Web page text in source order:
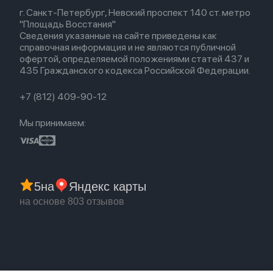
Airpods (1-е)
EarPods
Политика конфиденциальности
Оплата и доставка
Партнерская программа
Гарантия
Обмен и возврат
Бонусы
Новые поступления
Популярное
Акции
г. Санкт-Петербург, Невский проспект 140 ст. метро
"Площадь Восстания"
Сведения указанные на сайте приведены как
справочная информация и не являются публичной
офертой, определяемой положениями статей 437 и
435 Гражданского кодекса Российской Федерации.
+7 (812) 409-90-12
Мы принимаем:
5на Яндекс карты
на основе 803 отзывов